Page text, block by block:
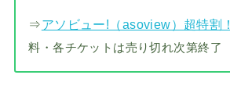
⇒アソビュー!（asoview）超特割！
料・各チケットは売り切れ次第終了